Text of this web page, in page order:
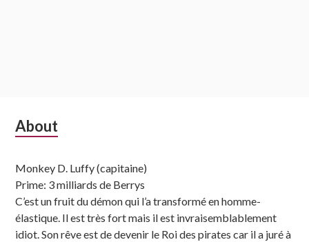
Subsidiary
About
Monkey D. Luffy (capitaine)
Prime: 3 milliards de Berrys
C’est un fruit du démon qui l’a transformé en homme-
élastique. Il est très fort mais il est invraisemblablement
idiot. Son rêve est de devenir le Roi des pirates car il a juré à